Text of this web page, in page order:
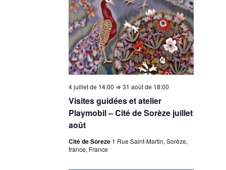
Visites guidées et atelier
Playmobil – Cité de Sorèze juillet
août
4 juillet de 14:00 ⇒31 août de 18:00
Cité de Soreze 1 Rue Saint-Martin, Sorèze,
france, France